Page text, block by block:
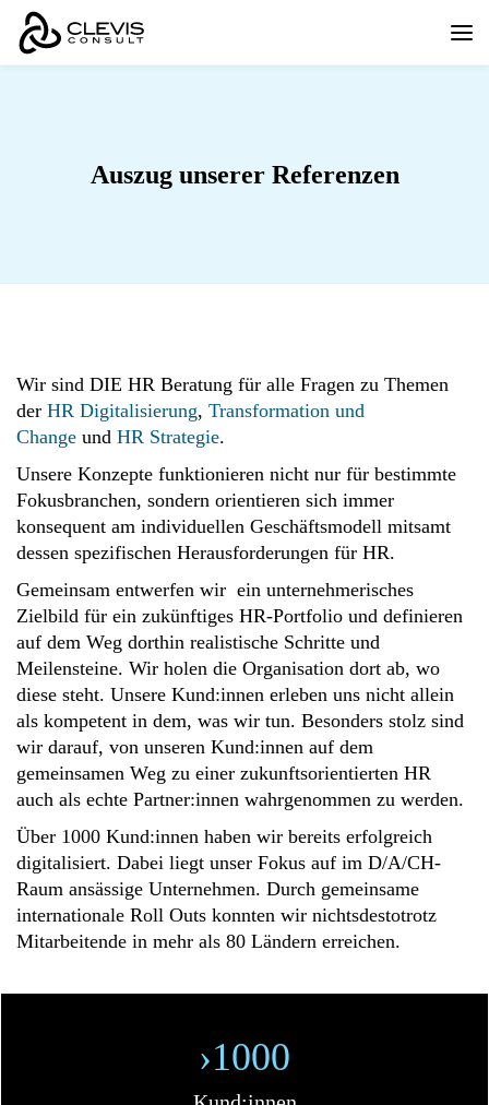
Auszug unserer Referenzen
Wir sind DIE HR Beratung für alle Fragen zu Themen
der HR Digitalisierung, Transformation und
Change und HR Strategie.
Unsere Konzepte funktionieren nicht nur für bestimmte
Fokusbranchen, sondern orientieren sich immer
konsequent am individuellen Geschäftsmodell mitsamt
dessen spezifischen Herausforderungen für HR.
Gemeinsam entwerfen wir ein unternehmerisches
Zielbild für ein zukünftiges HR-Portfolio und definieren
auf dem Weg dorthin realistische Schritte und
Meilensteine. Wir holen die Organisation dort ab, wo
diese steht. Unsere Kund:innen erleben uns nicht allein
als kompetent in dem, was wir tun. Besonders stolz sind
wir darauf, von unseren Kund:innen auf dem
gemeinsamen Weg zu einer zukunftsorientierten HR
auch als echte Partner:innen wahrgenommen zu werden.
Über 1000 Kund:innen haben wir bereits erfolgreich
digitalisiert. Dabei liegt unser Fokus auf im D/A/CH-
Raum ansässige Unternehmen. Durch gemeinsame
internationale Roll Outs konnten wir nichtsdestotrotz
Mitarbeitende in mehr als 80 Ländern erreichen.
›1000